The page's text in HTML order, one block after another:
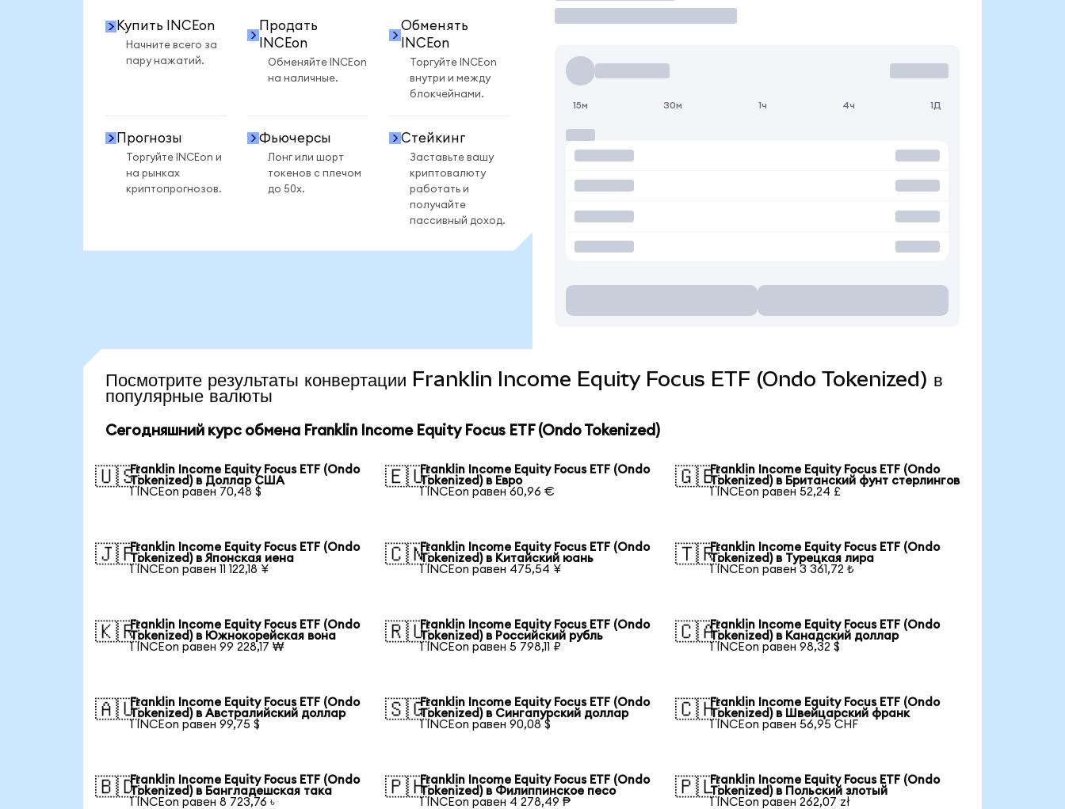
Купить INCEon
Начните всего за
пару нажатий.
Продать
INCEon
Обменяйте INCEon
на наличные.
Обменять
INCEon
Торгуйте INCEon
внутри и между
блокчейнами.
Прогнозы
Торгуйте INCEon и
на рынках
криптопрогнозов.
Фьючерсы
Лонг или шорт
токенов с плечом
до 50x.
Стейкинг
Заставьте вашу
криптовалюту
работать и
получайте
пассивный доход.
15м 30м 1ч 4ч 1Д
Посмотрите результаты конвертации Franklin Income Equity Focus ETF (Ondo Tokenized) в
популярные валюты
Сегодняшний курс обмена Franklin Income Equity Focus ETF (Ondo Tokenized)
🇺🇸Franklin Income Equity Focus ETF (Ondo
Tokenized) в Доллар США
1 INCEon равен 70,48 $
🇪🇺Franklin Income Equity Focus ETF (Ondo
Tokenized) в Евро
1 INCEon равен 60,96 €
🇬🇧Franklin Income Equity Focus ETF (Ondo
Tokenized) в Британский фунт стерлингов
1 INCEon равен 52,24 £
🇯🇵Franklin Income Equity Focus ETF (Ondo
Tokenized) в Японская иена
1 INCEon равен 11 122,18 ¥
🇨🇳Franklin Income Equity Focus ETF (Ondo
Tokenized) в Китайский юань
1 INCEon равен 475,54 ¥
🇹🇷Franklin Income Equity Focus ETF (Ondo
Tokenized) в Турецкая лира
1 INCEon равен 3 361,72 ₺
🇰🇷Franklin Income Equity Focus ETF (Ondo
Tokenized) в Южнокорейская вона
1 INCEon равен 99 228,17 ₩
🇷🇺Franklin Income Equity Focus ETF (Ondo
Tokenized) в Российский рубль
1 INCEon равен 5 798,11 ₽
🇨🇦Franklin Income Equity Focus ETF (Ondo
Tokenized) в Канадский доллар
1 INCEon равен 98,32 $
🇦🇺Franklin Income Equity Focus ETF (Ondo
Tokenized) в Австралийский доллар
1 INCEon равен 99,75 $
🇸🇬Franklin Income Equity Focus ETF (Ondo
Tokenized) в Сингапурский доллар
1 INCEon равен 90,08 $
🇨🇭Franklin Income Equity Focus ETF (Ondo
Tokenized) в Швейцарский франк
1 INCEon равен 56,95 CHF
🇧🇩Franklin Income Equity Focus ETF (Ondo
Tokenized) в Бангладешская така
1 INCEon равен 8 723,76 ৳
🇵🇭Franklin Income Equity Focus ETF (Ondo
Tokenized) в Филиппинское песо
1 INCEon равен 4 278,49 ₱
🇵🇱Franklin Income Equity Focus ETF (Ondo
Tokenized) в Польский злотый
1 INCEon равен 262,07 zł